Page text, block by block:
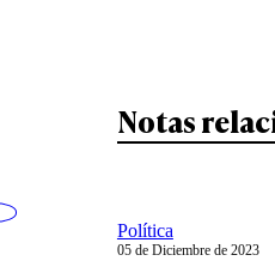
Notas
Política
05 de Diciembre de 2023